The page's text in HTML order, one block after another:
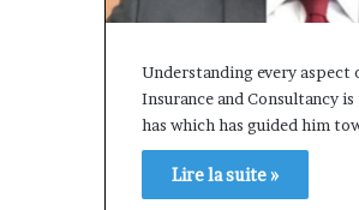
Understanding every aspect
Insurance and Consultancy
has which has guided him
Lire la suite »